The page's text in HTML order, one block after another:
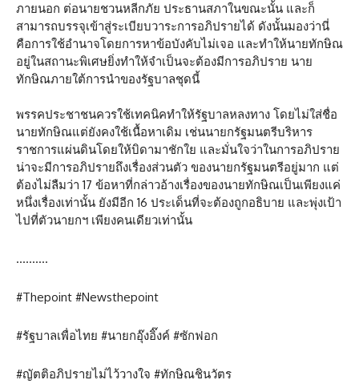
ภายนอก ต่อนายชวนหลีกภัย ประธานสภาในขณะนั้น และก็
สามารถบรรจุเข้าสู่ระเบียบวาระการอภิปรายได้ ดังนั้นมองว่านี่
คือการใช้อำนาจโดยการหาข้อบังคับไม่เจอ และทำให้นายทักษิณ
อยู่ในสถานะพิเศษยิ่งทำให้จำเป็นจะต้องมีการอภิปราย นาย
ทักษิณภายใต้การนำของรัฐบาลชุดนี้
พรรคประชาชนควรใช้เทคนิคทำให้รัฐบาลหลงทาง โดยไม่ใส่ชื่อ
นายทักษิณแต่ยังคงใช้เนื้อหาเดิม เช่นนายกรัฐมนตรีบริหาร
ราชการแผ่นดินโดยให้บิดามาชักใย และมั่นใจว่าในการอภิปราย
น่าจะมีการอภิปรายถึงเรื่องส่วนตัว ของนายกรัฐมนตรีอยู่มาก แต่
ต้องไม่ลืมว่า 17 ข้อหาที่กล่าวอ้างเรื่องของนายทักษิณเป็นเพียงแค่
หนึ่งเรื่องเท่านั้น ยังมีอีก 16 ประเด็นที่จะต้องถูกอธิบาย และพุ่งเป้า
ไปที่ตัวนายกฯ เพียงคนเดียวเท่านั้น
……….
#Thepoint #Newsthepoint
#รัฐบาลเพื่อไทย #นายกอุ๊งอิ๊งค์ #ซักฟอก
#ญัตติอภิปรายไม่ไว้วางใจ #ทักษิณชินวัตร